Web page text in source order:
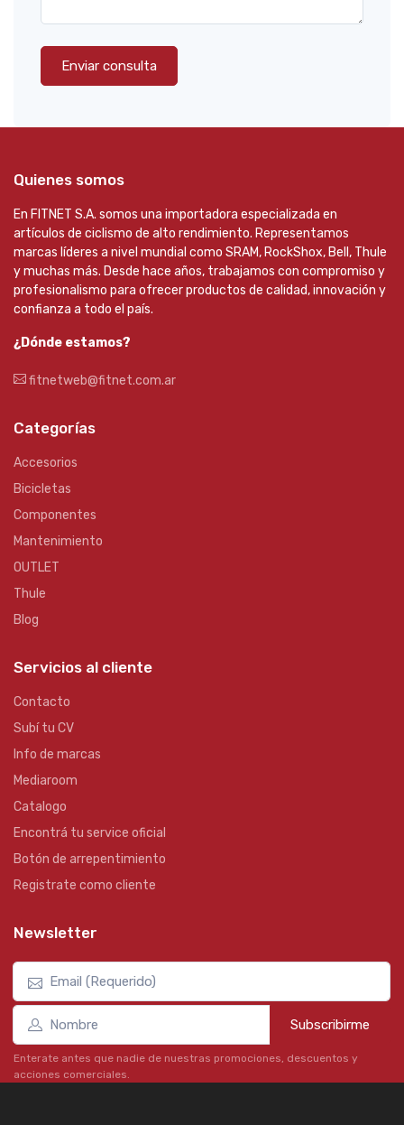
Enviar consulta
Quienes somos
En FITNET S.A. somos una importadora especializada en
artículos de ciclismo de alto rendimiento. Representamos
marcas líderes a nivel mundial como SRAM, RockShox, Bell, Thule
y muchas más. Desde hace años, trabajamos con compromiso y
profesionalismo para ofrecer productos de calidad, innovación y
confianza a todo el país.
¿Dónde estamos?
fitnetweb@fitnet.com.ar
Categorías
Accesorios
Bicicletas
Componentes
Mantenimiento
OUTLET
Thule
Blog
Servicios al cliente
Contacto
Subí tu CV
Info de marcas
Mediaroom
Catalogo
Encontrá tu service oficial
Botón de arrepentimiento
Registrate como cliente
Newsletter
Subscribirme
Enterate antes que nadie de nuestras promociones, descuentos y
acciones comerciales.